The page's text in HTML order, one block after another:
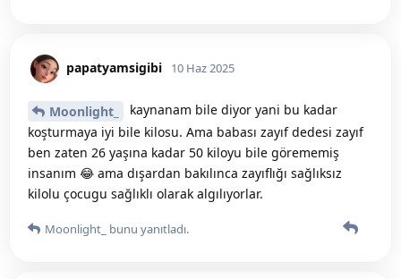
papatyamsigibi 10 Haz 2025
Moonlight_
kaynanam bile diyor yani bu kadar
koşturmaya iyi bile kilosu. Ama babası zayıf dedesi zayıf
ben zaten 26 yaşına kadar 50 kiloyu bile görememiş
insanım 😂 ama dışardan bakılınca zayıflığı sağlıksız
kilolu çocugu sağlıklı olarak algılıyorlar.
Moonlight_ bunu yanıtladı.